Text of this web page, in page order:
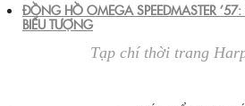
ĐỒNG HỒ OMEGA SPEEDMASTER
BIỂU TƯỢNG
Tạp chí thời trang